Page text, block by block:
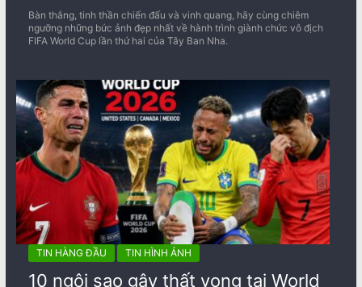
Bàn thắng, tinh thần chiến đấu và vinh quang, hãy cùng chiêm
ngưỡng những bức ảnh đẹp nhất về ​​hành trình giành chức vô địch
FIFA World Cup lần thứ hai của Tây Ban Nha.
TIN HÀNG ĐẦU TIN HÌNH ẢNH
10 ngôi sao gây thất vọng tại World